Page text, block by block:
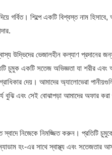
গর্বিত। শিল্পে একটি বিশ্বস্ত নাম
উদ্ভিদের ভেজালহীন কল্যাণ প্রদানের
চুমুক একটি সতেজ অভিজ্ঞতা যা শরীর
দেয়। আমাদের অ্যালোভেরা
বুঝি এবং সেই বোঝাপড়া আমাদের অফার
নিজেকে নিমজ্জিত করুন। প্রতিটি
হং-এর সাথে স্বাস্থ্য এবং সতেজতার